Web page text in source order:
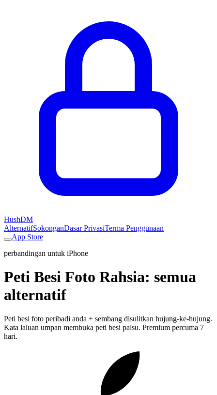
HushDM
AlternatifSokonganDasar PrivasiTerma Penggunaan
App Store
perbandingan untuk iPhone
Peti Besi Foto Rahsia: semua
alternatif
Peti besi foto peribadi anda + sembang disulitkan hujung-ke-hujung.
Kata laluan umpan membuka peti besi palsu. Premium percuma 7
hari.